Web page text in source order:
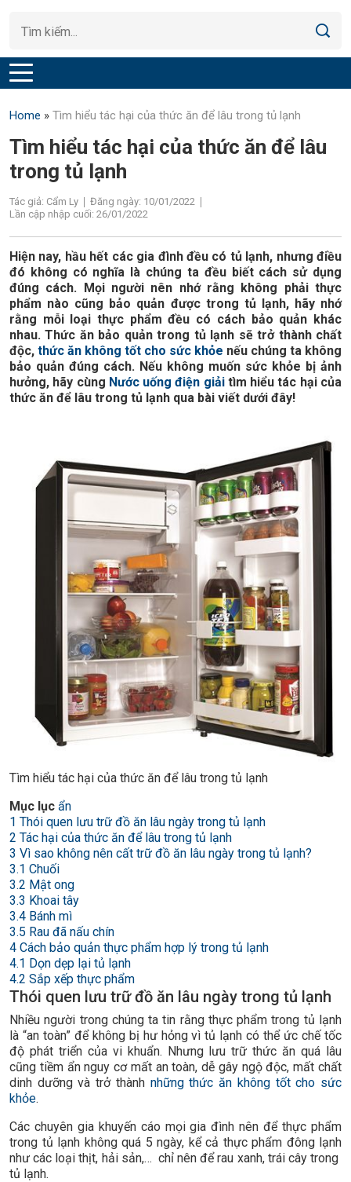
Home » Tìm hiểu tác hại của thức ăn để lâu trong tủ lạnh
Tìm hiểu tác hại của thức ăn để lâu
trong tủ lạnh
Tác giả: Cẩm Ly
Đăng ngày: 10/01/2022
Lần cập nhập cuối: 26/01/2022
Hiện nay, hầu hết các gia đình đều có tủ lạnh, nhưng điều
đó không có nghĩa là chúng ta đều biết cách sử dụng
đúng cách. Mọi người nên nhớ rằng không phải thực
phẩm nào cũng bảo quản được trong tủ lạnh, hãy nhớ
rằng mỗi loại thực phẩm đều có cách bảo quản khác
nhau. Thức ăn bảo quản trong tủ lạnh sẽ trở thành chất
độc, thức ăn không tốt cho sức khỏe nếu chúng ta không
bảo quản đúng cách. Nếu không muốn sức khỏe bị ảnh
hưởng, hãy cùng Nước uống điện giảitìm hiểu tác hại của
thức ăn để lâu trong tủ lạnh qua bài viết dưới đây!
Tìm hiểu tác hại của thức ăn để lâu trong tủ lạnh
Mục lục ẩn
1 Thói quen lưu trữ đồ ăn lâu ngày trong tủ lạnh
2 Tác hại của thức ăn để lâu trong tủ lạnh
3 Vì sao không nên cất trữ đồ ăn lâu ngày trong tủ lạnh?
3.1 Chuối
3.2 Mật ong
3.3 Khoai tây
3.4 Bánh mì
3.5 Rau đã nấu chín
4 Cách bảo quản thực phẩm hợp lý trong tủ lạnh
4.1 Dọn dẹp lại tủ lạnh
4.2 Sắp xếp thực phẩm
Thói quen lưu trữ đồ ăn lâu ngày trong tủ lạnh
Nhiều người trong chúng ta tin rằng thực phẩm trong tủ lạnh
là “an toàn” để không bị hư hỏng vì tủ lạnh có thể ức chế tốc
độ phát triển của vi khuẩn. Nhưng lưu trữ thức ăn quá lâu
cũng tiềm ẩn nguy cơ mất an toàn, dễ gây ngộ độc, mất chất
dinh dưỡng và trở thành những thức ăn không tốt cho sức
khỏe.
Các chuyên gia khuyến cáo mọi gia đình nên để thực phẩm
trong tủ lạnh không quá 5 ngày, kể cả thực phẩm đông lạnh
như các loại thịt, hải sản,… chỉ nên để rau xanh, trái cây trong
tủ lạnh.